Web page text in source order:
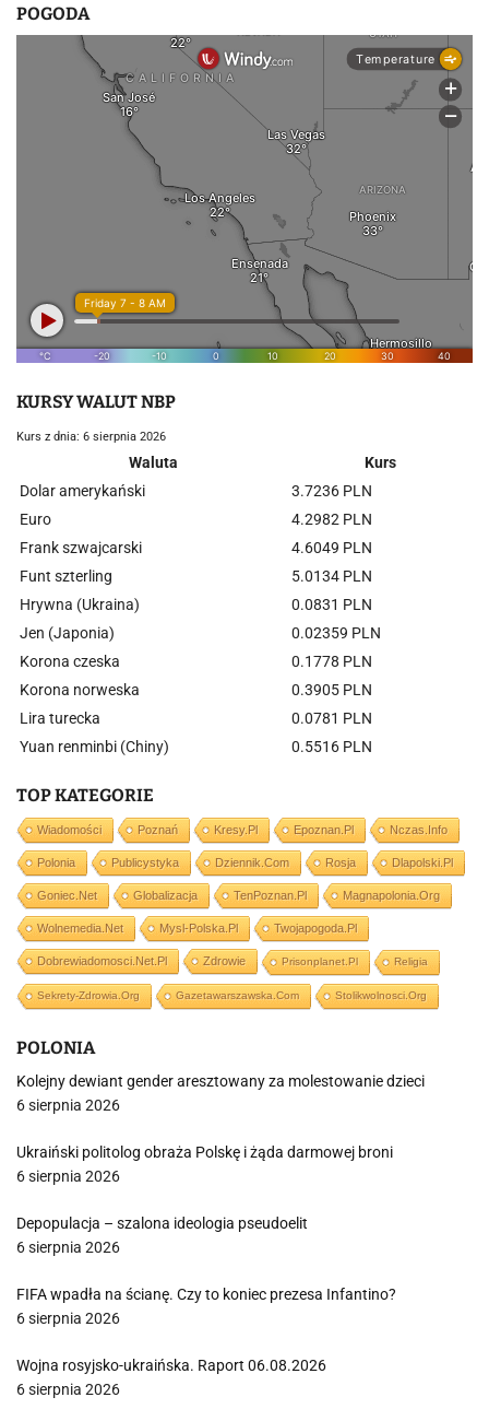
POGODA
KURSY WALUT NBP
Kurs z dnia: 6 sierpnia 2026
Waluta
Kurs
Dolar amerykański
3.7236 PLN
Euro
4.2982 PLN
Frank szwajcarski
4.6049 PLN
Funt szterling
5.0134 PLN
Hrywna (Ukraina)
0.0831 PLN
Jen (Japonia)
0.02359 PLN
Korona czeska
0.1778 PLN
Korona norweska
0.3905 PLN
Lira turecka
0.0781 PLN
Yuan renminbi (Chiny)
0.5516 PLN
TOP KATEGORIE
Wiadomości Poznań Kresy.pl Epoznan.pl Nczas.info
Polonia Publicystyka Dziennik.com Rosja Dlapolski.pl
Goniec.net Globalizacja TenPoznan.pl Magnapolonia.org
Wolnemedia.net Mysl-Polska.pl Twojapogoda.pl
Dobrewiadomosci.net.pl Zdrowie Prisonplanet.pl Religia
Sekrety-Zdrowia.org Gazetawarszawska.com Stolikwolnosci.org
POLONIA
Kolejny dewiant gender aresztowany za molestowanie dzieci
6 sierpnia 2026
Ukraiński politolog obraża Polskę i żąda darmowej broni
6 sierpnia 2026
Depopulacja – szalona ideologia pseudoelit
6 sierpnia 2026
FIFA wpadła na ścianę. Czy to koniec prezesa Infantino?
6 sierpnia 2026
Wojna rosyjsko-ukraińska. Raport 06.08.2026
6 sierpnia 2026